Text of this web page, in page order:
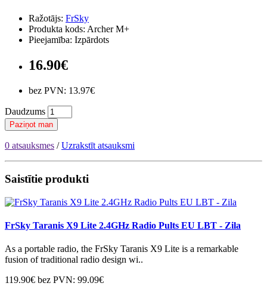
Ražotājs: FrSky
Produkta kods: Archer M+
Pieejamība: Izpārdots
16.90€
bez PVN: 13.97€
Daudzums
Paziņot man
0 atsauksmes /Uzrakstīt atsauksmi
Saistītie produkti
FrSky Taranis X9 Lite 2.4GHz Radio Pults EU LBT - Zila
As a portable radio, the FrSky Taranis X9 Lite is a remarkable
fusion of traditional radio design wi..
119.90€ bez PVN: 99.09€